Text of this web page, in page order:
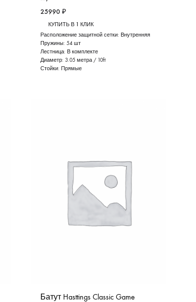
25990 ₽
КУПИТЬ В 1 КЛИК
Расположение защитной сетки: Внутренняя
Пружины: 54 шт
Лестница: В комплекте
Диаметр: 3.05 метра / 10ft
Стойки: Прямые
Батут Hasttings Classic Game